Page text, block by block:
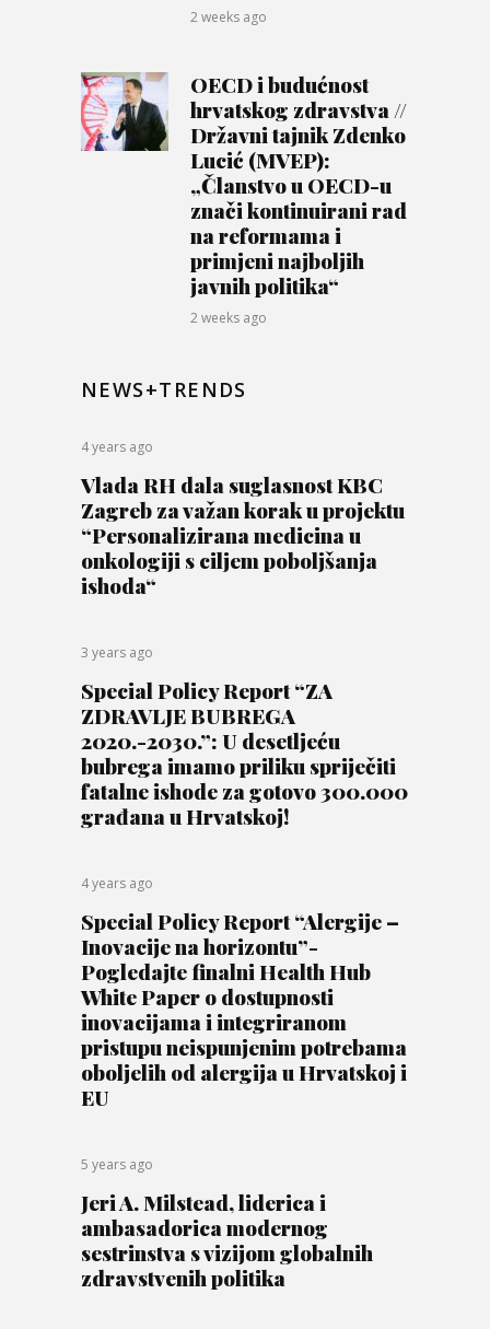
2 weeks ago
OECD i budućnost
hrvatskog zdravstva //
Državni tajnik Zdenko
Lucić (MVEP):
„Članstvo u OECD-u
znači kontinuirani rad
na reformama i
primjeni najboljih
javnih politika“
2 weeks ago
NEWS+TRENDS
4 years ago
Vlada RH dala suglasnost KBC
Zagreb za važan korak u projektu
“Personalizirana medicina u
onkologiji s ciljem poboljšanja
ishoda“
3 years ago
Special Policy Report “ZA
ZDRAVLJE BUBREGA
2020.-2030.”: U desetljeću
bubrega imamo priliku spriječiti
fatalne ishode za gotovo 300.000
građana u Hrvatskoj!
4 years ago
Special Policy Report “Alergije –
Inovacije na horizontu”-
Pogledajte finalni Health Hub
White Paper o dostupnosti
inovacijama i integriranom
pristupu neispunjenim potrebama
oboljelih od alergija u Hrvatskoj i
EU
5 years ago
Jeri A. Milstead, liderica i
ambasadorica modernog
sestrinstva s vizijom globalnih
zdravstvenih politika